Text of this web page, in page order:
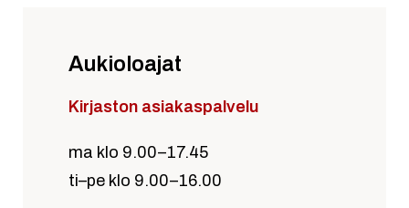
Aukioloajat
Kirjaston asiakaspalvelu
ma klo 9.00–17.45
ti–pe klo 9.00–16.00